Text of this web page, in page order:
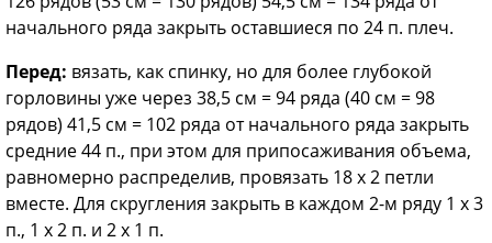
начального ряда закрыть оставшиеся по 24 п. плеч.
Перед: вязать, как спинку, но для более глубокой
горловины уже через 38,5 см = 94 ряда (40 см = 98
рядов) 41,5 см = 102 ряда от начального ряда закрыть
средние 44 п., при этом для припосаживания объема,
равномерно распределив, провязать 18 х 2 петли
вместе. Для скругления закрыть в каждом 2-м ряду 1 х 3
п., 1 х 2 п. и 2 х 1 п.